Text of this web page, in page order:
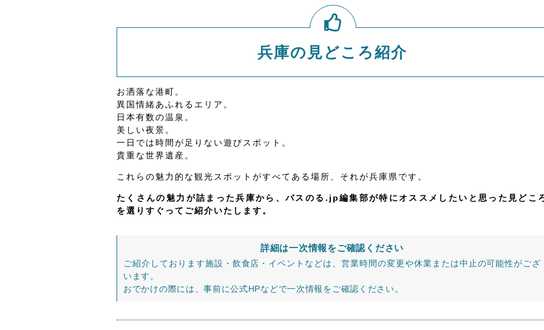
兵庫の見どころ紹介
お洒落な港町。
異国情緒あふれるエリア。
日本有数の温泉。
美しい夜景。
一日では時間が足りない遊びスポット。
貴重な世界遺産。
これらの魅力的な観光スポットがすべてある場所、それが兵庫県です。
たくさんの魅力が詰まった兵庫から、バスのる.jp編集部が特にオススメしたいと思った見どこ
を選りすぐってご紹介いたします。
詳細は一次情報をご確認ください
ご紹介しております施設・飲食店・イベントなどは、営業時間の変更や休業または中止の可能性がござ
います。
おでかけの際には、事前に公式HPなどで一次情報をご確認ください。